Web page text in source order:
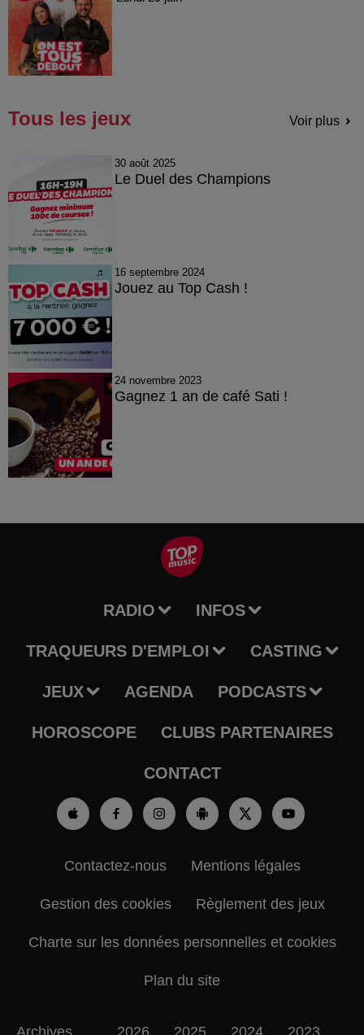
Tous les jeux Voir plus
30 août 2025
Le Duel des Champions
16 septembre 2024
Jouez au Top Cash !
24 novembre 2023
Gagnez 1 an de café Sati !
RADIO INFOS
TRAQUEURS D'EMPLOI CASTING
JEUX AGENDA PODCASTS
HOROSCOPE CLUBS PARTENAIRES
CONTACT
Contactez-nous Mentions légales
Gestion des cookies Règlement des jeux
Charte sur les données personnelles et cookies
Plan du site
Archives 2026 2025 2024 2023